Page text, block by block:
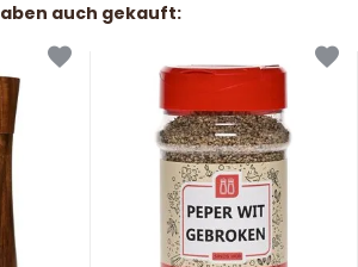
auch gekauft: